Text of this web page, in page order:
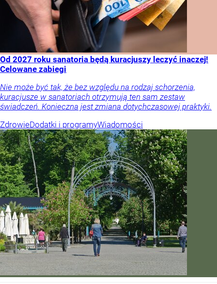
Od 2027 roku sanatoria będą kuracjuszy leczyć inaczej!
Celowane zabiegi
Nie może być tak, że bez względu na rodzaj schorzenia,
kuracjusze w sanatoriach otrzymują ten sam zestaw
świadczeń. Konieczna jest zmiana dotychczasowej praktyki.
ZdrowieDodatki i programyWiadomości